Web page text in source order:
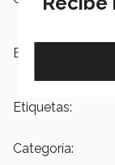
Escuelas:
Etiquetas:
Categoría: